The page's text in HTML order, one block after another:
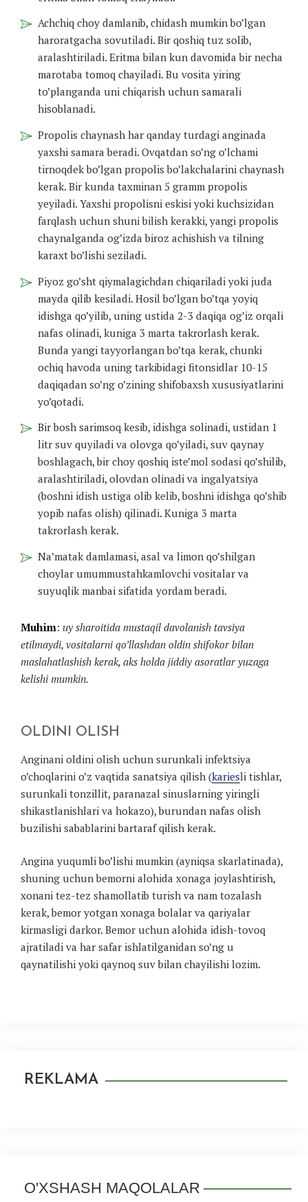
Achchiq choy damlanib, chidash mumkin bo’lgan
haroratgacha sovutiladi. Bir qoshiq tuz solib,
aralashtiriladi. Eritma bilan kun davomida bir necha
marotaba tomoq chayiladi. Bu vosita yiring
to’planganda uni chiqarish uchun samarali
hisoblanadi.
Propolis chaynash har qanday turdagi anginada
yaxshi samara beradi. Ovqatdan so’ng o’lchami
tirnoqdek bo’lgan propolis bo’lakchalarini chaynash
kerak. Bir kunda taxminan 5 gramm propolis
yeyiladi. Yaxshi propolisni eskisi yoki kuchsizidan
farqlash uchun shuni bilish kerakki, yangi propolis
chaynalganda og’izda biroz achishish va tilning
karaxt bo’lishi seziladi.
Piyoz go’sht qiymalagichdan chiqariladi yoki juda
mayda qilib kesiladi. Hosil bo’lgan bo’tqa yoyiq
idishga qo’yilib, uning ustida 2-3 daqiqa og’iz orqali
nafas olinadi, kuniga 3 marta takrorlash kerak.
Bunda yangi tayyorlangan bo’tqa kerak, chunki
ochiq havoda uning tarkibidagi fitonsidlar 10-15
daqiqadan so’ng o’zining shifobaxsh xususiyatlarini
yo’qotadi.
Bir bosh sarimsoq kesib, idishga solinadi, ustidan 1
litr suv quyiladi va olovga qo’yiladi, suv qaynay
boshlagach, bir choy qoshiq iste’mol sodasi qo’shilib,
aralashtiriladi, olovdan olinadi va ingalyatsiya
(boshni idish ustiga olib kelib, boshni idishga qo’shib
yopib nafas olish) qilinadi. Kuniga 3 marta
takrorlash kerak.
Na’matak damlamasi, asal va limon qo’shilgan
choylar umummustahkamlovchi vositalar va
suyuqlik manbai sifatida yordam beradi.
Muhim: uy sharoitida mustaqil davolanish tavsiya
etilmaydi, vositalarni qo’llashdan oldin shifokor bilan
maslahatlashish kerak, aks holda jiddiy asoratlar yuzaga
kelishi mumkin.
OLDINI OLISH
Anginani oldini olish uchun surunkali infektsiya
o’choqlarini o’z vaqtida sanatsiya qilish (kariesli tishlar,
surunkali tonzillit, paranazal sinuslarning yiringli
shikastlanishlari va hokazo), burundan nafas olish
buzilishi sabablarini bartaraf qilish kerak.
Angina yuqumli bo’lishi mumkin (ayniqsa skarlatinada),
shuning uchun bemorni alohida xonaga joylashtirish,
xonani tez-tez shamollatib turish va nam tozalash
kerak, bemor yotgan xonaga bolalar va qariyalar
kirmasligi darkor. Bemor uchun alohida idish-tovoq
ajratiladi va har safar ishlatilganidan so’ng u
qaynatilishi yoki qaynoq suv bilan chayilishi lozim.
REKLAMA
O'XSHASH MAQOLALAR